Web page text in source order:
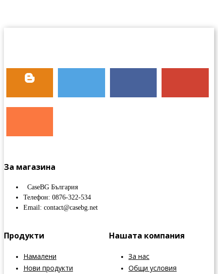
За магазина
CaseBG България
Телефон: 0876-322-534
Email: contact@casebg.net
Продукти
Намалени
Нови продукти
Нашата компания
За нас
Общи условия